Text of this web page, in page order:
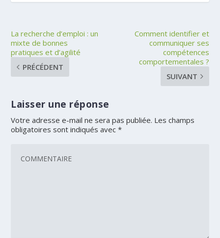
La recherche d’emploi : un
mixte de bonnes
pratiques et d’agilité
PRÉCÉDENT
Comment identifier et
communiquer ses
compétences
comportementales ?
SUIVANT
Laisser une réponse
Votre adresse e-mail ne sera pas publiée. Les champs
obligatoires sont indiqués avec*